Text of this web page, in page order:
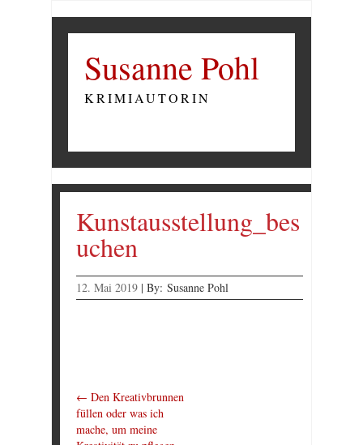
Susanne Pohl
KRIMIAUTORIN
Kunstausstellung_bes
uchen
12. Mai 2019 | By: Susanne Pohl
← Den Kreativbrunnen
füllen oder was ich
mache, um meine